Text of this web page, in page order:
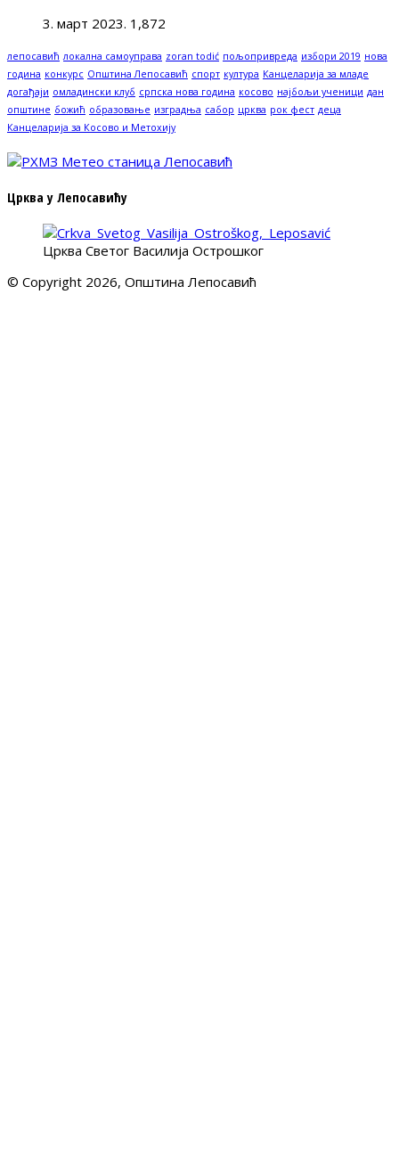
3. март 2023. 1,872
лепосавић локална самоуправа zoran todić пољопривреда избори 2019 нова
година конкурс Општина Лепосавић спорт култура Канцеларија за младе
догађаји омладински клуб српска нова година косово најбољи ученици дан
општине божић образовање изградња сабор црква рок фест деца
Канцеларија за Косово и Метохију
Црква у Лепосавићу
Црква Светог Василија Острошког
© Copyright 2026, Општина Лепосавић